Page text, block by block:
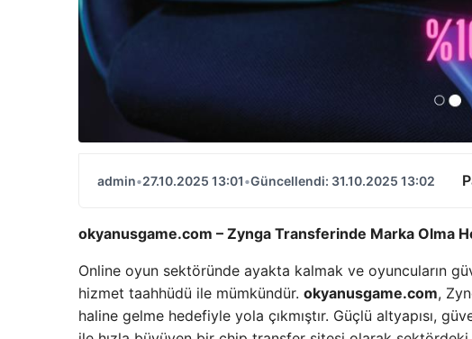
admin•27.10.2025 13:01•Güncellendi: 31.10.2025 13:02
okyanusgame.com – Zynga Transferinde Marka Olma
Online oyun sektöründe ayakta kalmak ve oyuncuların
hizmet taahhüdü ile mümkündür. okyanusgame.com,
haline gelme hedefiyle yola çıkmıştır. Güçlü altyapısı,